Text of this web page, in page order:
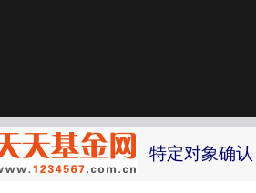
特定对象确认